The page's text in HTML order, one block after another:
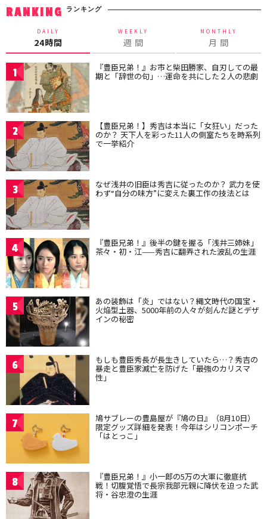
RANKING ランキング
DAILY
24時間
WEEKLY
週 間
MONTHLY
月 間
1 『豊臣兄弟！』お市と柴田勝家、自刃しての最
期と「辞世の句」…運命を共にした２人の悲劇
2 【豊臣兄弟！】秀吉は本当に「女狂い」だった
のか？ 天下人を彩った11人の側室たちを時系列
で一挙紹介
3 なぜ浅井の旧臣は秀吉に従ったのか？ 武力を使
わず“自分の味方”に変えた裏工作の技法とは
4 『豊臣兄弟！』後半の鍵を握る「浅井三姉妹」
茶々・初・江——秀吉に翻弄された波乱の生涯
5 あの装飾は「炎」ではない？縄文時代の国宝・
火焔型土器、5000年前の人々が刻んだ謎とデザ
インの秘密
6 もしも豊臣秀長が長生きしていたら…？秀吉の
暴走と豊臣家滅亡を防げた「最強のカリスマ
性」
7 鳩サブレーの豊島屋が『鳩の日』（8月10日）
限定グッズ詳細を発表！今年はシリコンポーチ
「はとっこ」
8 『豊臣兄弟！』小一郎の5万の大軍に徹底抗
戦！切腹覚悟で長宗我部元親に降伏を迫った武
将・谷忠澄の生涯